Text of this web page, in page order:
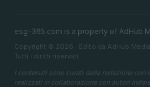
esg-365.com is a property of AdHub
Copyright © 2026 · Edito da AdHub
Tutti i diritti riservati
I contenuti sono curati dalla redazione
realizzati in collaborazione con autori